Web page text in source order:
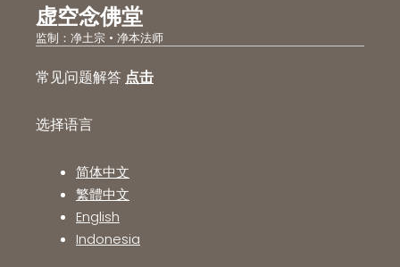
虚空念佛堂
监制：净土宗 • 净本法师
常见问题解答 点击
选择语言
简体中文
繁體中文
English
Indonesia